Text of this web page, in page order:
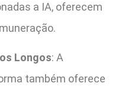
a IA, oferecem
Longos: A
também oferece